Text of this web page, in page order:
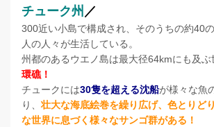
チューク州 ／
300近い小島で構成され、そのうちの約40
人の人々が生活している。
州都のあるウエノ島は最大径64kmにも及ぶ
環礁！
チュークには30隻を超える沈船が様々な魚
り、 壮大な海底絵巻を繰り広げ、色とりど
な世界に息づく様々なサンゴ群がある！